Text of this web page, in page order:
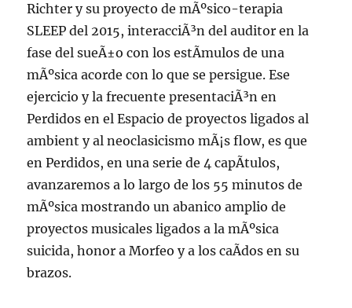
Richter y su proyecto de mÃºsico-terapia
SLEEP del 2015, interacciÃ³n del auditor en la
fase del sueÃ±o con los estÃ­mulos de una
mÃºsica acorde con lo que se persigue. Ese
ejercicio y la frecuente presentaciÃ³n en
Perdidos en el Espacio de proyectos ligados al
ambient y al neoclasicismo mÃ¡s flow, es que
en Perdidos, en una serie de 4 capÃ­tulos,
avanzaremos a lo largo de los 55 minutos de
mÃºsica mostrando un abanico amplio de
proyectos musicales ligados a la mÃºsica
suicida, honor a Morfeo y a los caÃ­dos en su
brazos.